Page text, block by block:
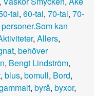
tal, 60-tal, 70-tal, 70-
kan
, Allers,
, behöver
, Bengt Lindström,
, blus, bomull, Bord,
, byrå, byxor,